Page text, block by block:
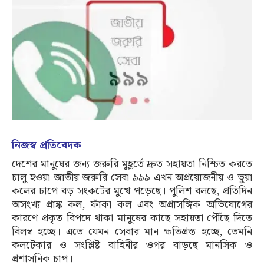
নিজস্ব প্রতিবেদক
দেশের মানুষের জন্য জরুরি মুহূর্তে দ্রুত সহায়তা নিশ্চিত করতে
চালু হওয়া জাতীয় জরুরি সেবা ৯৯৯ এখন অপ্রয়োজনীয় ও ভুয়া
কলের চাপে বড় সংকটের মুখে পড়েছে। পুলিশ বলছে, প্রতিদিন
অসংখ্য প্রাঙ্ক কল, ফাঁকা কল এবং অপ্রাসঙ্গিক অভিযোগের
কারণে প্রকৃত বিপদে থাকা মানুষের কাছে সহায়তা পৌঁছে দিতে
বিলম্ব হচ্ছে। এতে যেমন সেবার মান ক্ষতিগ্রস্ত হচ্ছে, তেমনি
কলটেকার ও সংশ্লিষ্ট বাহিনীর ওপর বাড়ছে মানসিক ও
প্রশাসনিক চাপ।